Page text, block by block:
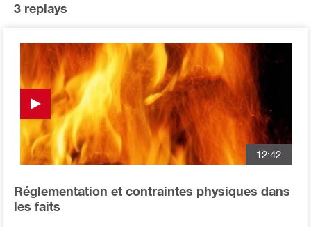
3 replays
12:42
Réglementation et contraintes physiques dans
les faits